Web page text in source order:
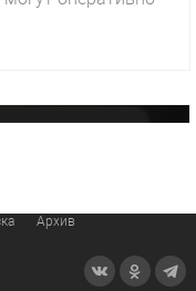
героем нового
Архив